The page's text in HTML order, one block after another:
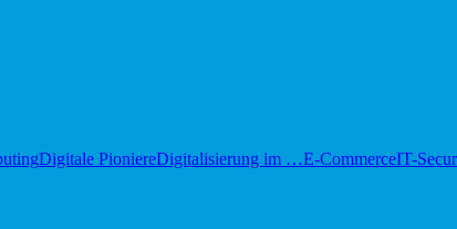
Digitale PioniereDigitalisierung im …E-CommerceIT-